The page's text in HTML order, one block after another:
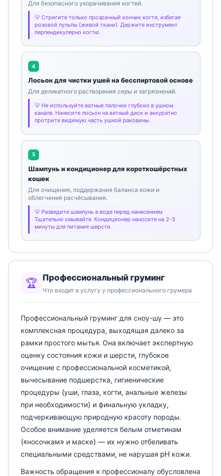
Для безопасного укорачивания когтей.
Стригите только прозрачный кончик когтя, избегая
розовой пульпы (живой ткани). Держите инструмент
перпендикулярно когтю.
4
Лосьон для чистки ушей на бесспиртовой основе
Для деликатного растворения серы и загрязнений.
Не используйте ватные палочки глубоко в ушном
канале. Нанесите лосьон на ватный диск и аккуратно
протрите видимую часть ушной раковины.
5
Шампунь и кондиционер для короткошёрстных
кошек
Для очищения, поддержания баланса кожи и
облегчения расчёсывания.
Разведите шампунь в воде перед нанесением.
Тщательно смывайте. Кондиционер наносите на 2-3
минуты для питания шерсти.
🏆 Профессиональный груминг
Что входит в услугу у профессионального грумера
Профессиональный груминг для сноу-шу — это
комплексная процедура, выходящая далеко за
рамки простого мытья. Она включает экспертную
оценку состояния кожи и шерсти, глубокое
очищение с профессиональной косметикой,
вычесывание подшерстка, гигиенические
процедуры (уши, глаза, когти, анальные железы
при необходимости) и финальную укладку,
подчеркивающую природную красоту породы.
Особое внимание уделяется белым отметинам
(«носочкам» и маске) — их нужно отбеливать
специальными средствами, не нарушая pH кожи.
Важность обращения к профессионалу обусловлена